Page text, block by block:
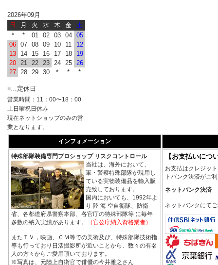
2026年09月
日
月 火 水 木 金
土
*
* 01 02 03 04
05
06 07 08 09 10 11
12
13
14 15 16 17 18
19
20
21 22 23 24 25
26
27
28 29 30 * * *
■ …定休日
営業時間：11：00〜18：00
土日曜祝日休み
現在ネットショップのみの営
業となります。
インフォメーション
特殊部隊装備専門プロショップ リスクコントロール
当社は、海外において、
軍・警察特殊部隊が現用し
ている実物装備品を輸入販
売致しております。
国内においても、1992年よ
り 陸 海 空自衛隊、防衛
省、各都道府県警察本部、各官庁の特殊部隊等 に毎年
多数の納入実績があります。
（官公庁納入資格業者）
またＴＶ，映画、ＣＭ等での美術及び、特殊部隊技術指
導も行っており日活撮影所が近いことから、数々の有名
人の方々からご愛用頂いております。
※写真は、元陸上自衛官で俳優の今井雅之さん
【お支払いにつ
お支払はクレジッ
トバンク決済がご
ネットバンク決済
ネットバンクにて